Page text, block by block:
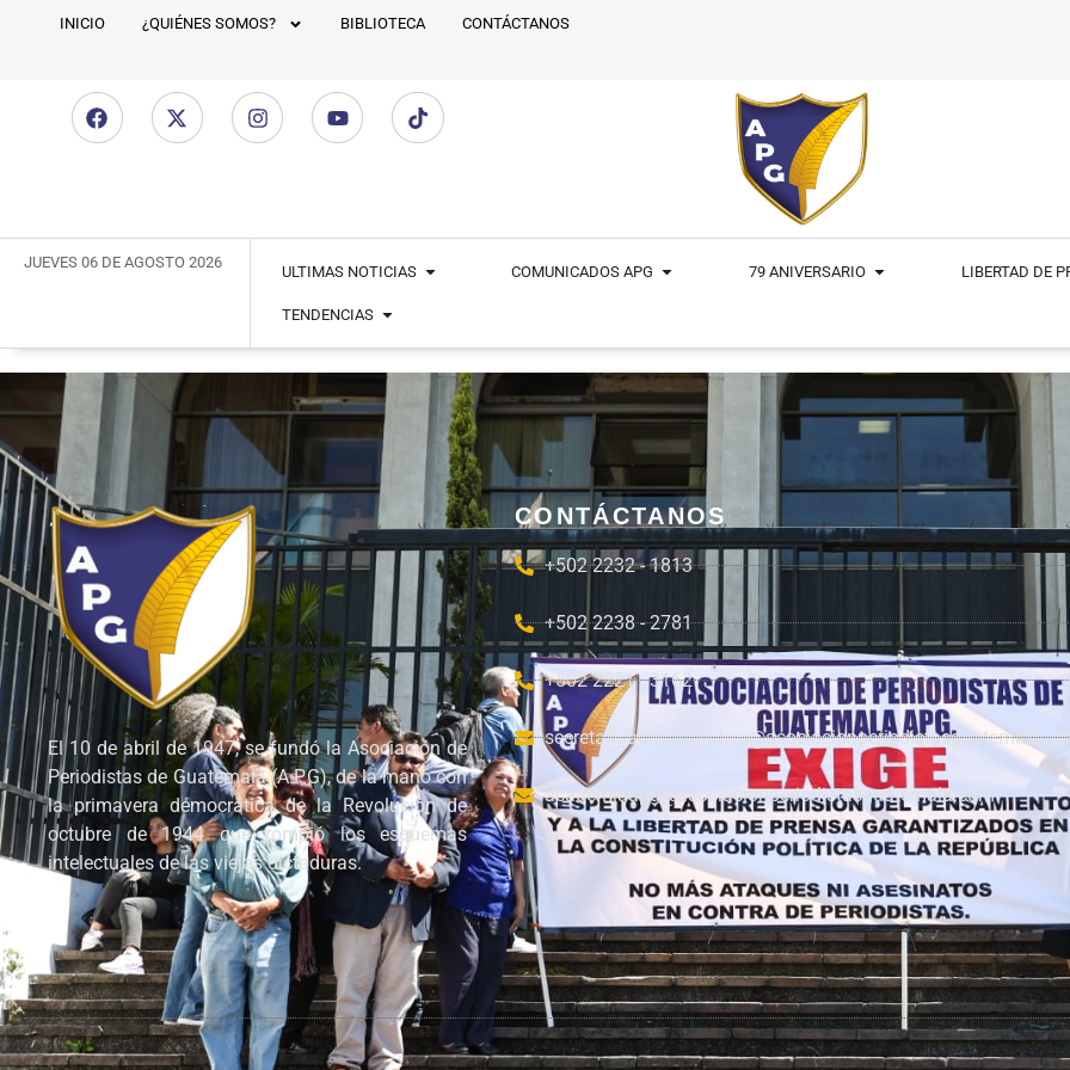
INICIO ¿QUIÉNES SOMOS? BIBLIOTECA CONTÁCTANOS
JUEVES 06 DE AGOSTO 2026
ULTIMAS NOTICIAS COMUNICADOS APG 79 ANIVERSARIO LIBERTAD DE
TENDENCIAS
El 10 de abril de 1947, se fundó la Asociación de
Periodistas de Guatemala (A.P.G), de la mano con
la primavera democrática de la Revolución de
octubre de 1944 que rompió los esquemas
intelectuales de las viejas dictaduras.
CONTÁCTANOS
+502 2232 - 1813
+502 2238 - 2781
+502 2221 - 3162
academiaapg@asociacionperiodistasguatemala.com